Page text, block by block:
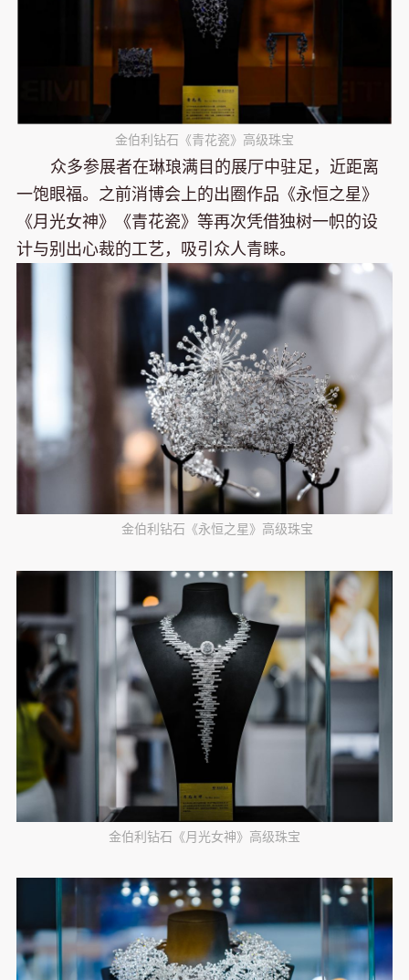
金伯利钻石《青花瓷》高级珠宝
众多参展者在琳琅满目的展厅中驻足，近距离
一饱眼福。之前消博会上的出圈作品《永恒之星》
《月光女神》《青花瓷》等再次凭借独树一帜的设
计与别出心裁的工艺，吸引众人青睐。
金伯利钻石《永恒之星》高级珠宝
金伯利钻石《月光女神》高级珠宝